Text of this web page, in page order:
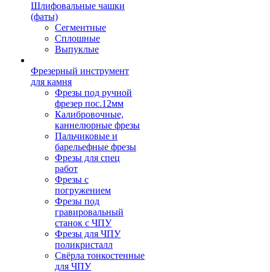
Шлифовальные чашки
(фаты)
Сегментные
Сплошные
Выпуклые
Фрезерный инструмент
для камня
Фрезы под ручной
фрезер пос.12мм
Калибровочные,
каннелюрные фрезы
Пальчиковые и
барельефные фрезы
Фрезы для спец
работ
Фрезы с
погружением
Фрезы под
гравировальный
станок с ЧПУ
Фрезы для ЧПУ
поликристалл
Свёрла тонкостенные
для ЧПУ